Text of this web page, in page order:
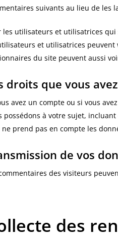
suivants au lieu de les
les utilisateurs et utilisatrices qui
et utilisatrices peuvent
du site peuvent aussi
droits que vous
avez un compte ou si vous
possédons à votre sujet,
ne prend pas en compte les
de vos
des visiteurs
des